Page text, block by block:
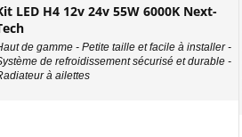
LED H4 12v 24v 55W 6000K Next-
de gamme - Petite taille et facile à installer -
de refroidissement sécurisé et durable -
à ailettes